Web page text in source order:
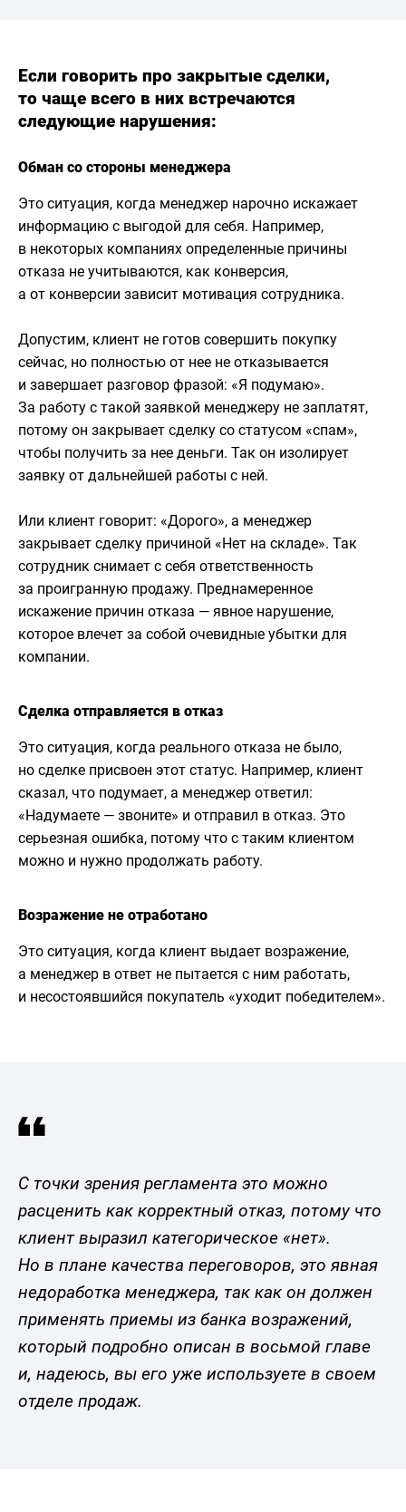
Если говорить про закрытые сделки,
то чаще всего в них встречаются
следующие нарушения:
Обман со стороны менеджера
Это ситуация, когда менеджер нарочно искажает
информацию с выгодой для себя. Например,
в некоторых компаниях определенные причины
отказа не учитываются, как конверсия,
а от конверсии зависит мотивация сотрудника.
Допустим, клиент не готов совершить покупку
сейчас, но полностью от нее не отказывается
и завершает разговор фразой: «Я подумаю».
За работу с такой заявкой менеджеру не заплатят,
потому он закрывает сделку со статусом «спам»,
чтобы получить за нее деньги. Так он изолирует
заявку от дальнейшей работы с ней.
Или клиент говорит: «Дорого», а менеджер
закрывает сделку причиной «Нет на складе». Так
сотрудник снимает с себя ответственность
за проигранную продажу. Преднамеренное
искажение причин отказа — явное нарушение,
которое влечет за собой очевидные убытки для
компании.
Сделка отправляется в отказ
Это ситуация, когда реального отказа не было,
но сделке присвоен этот статус. Например, клиент
сказал, что подумает, а менеджер ответил:
«Надумаете — звоните» и отправил в отказ. Это
серьезная ошибка, потому что с таким клиентом
можно и нужно продолжать работу.
Возражение не отработано
Это ситуация, когда клиент выдает возражение,
а менеджер в ответ не пытается с ним работать,
и несостоявшийся покупатель «уходит победителем».
С точки зрения регламента это можно
расценить как корректный отказ, потому что
клиент выразил категорическое «нет».
Но в плане качества переговоров, это явная
недоработка менеджера, так как он должен
применять приемы из банка возражений,
который подробно описан в восьмой главе
и, надеюсь, вы его уже используете в своем
отделе продаж.